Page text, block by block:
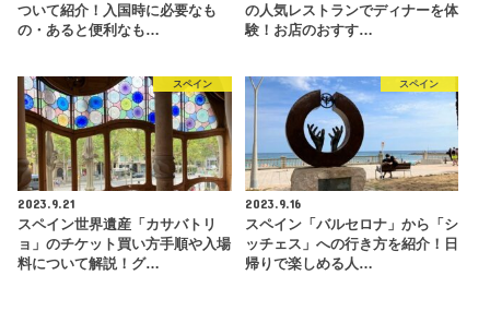
ついて紹介！入国時に必要なも
の・あると便利なも…
の人気レストランでディナーを体
験！お店のおすす…
スペイン
2023.9.21
スペイン世界遺産「カサバトリ
ョ」のチケット買い方手順や入場
料について解説！グ…
スペイン
2023.9.16
スペイン「バルセロナ」から「シ
ッチェス」への行き方を紹介！日
帰りで楽しめる人…